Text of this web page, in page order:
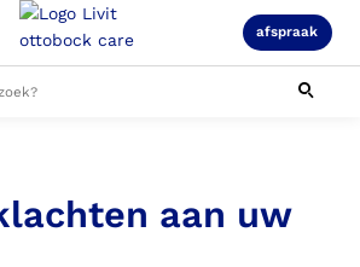
afspraak
aan uw